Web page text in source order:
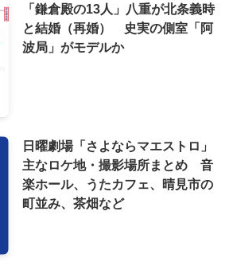
「鎌倉殿の13人」八重が北条義時
と結婚（再婚） 史実の側室「阿
波局」がモデルか
日曜劇場「さよならマエストロ」
主なロケ地・撮影場所まとめ 音
楽ホール、うたカフェ、晴見市の
町並み、茶畑など